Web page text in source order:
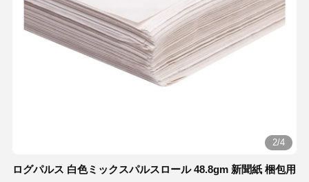
2/4
ログパルス 白色ミックスパルスロール 48.8gm 新聞紙 梱包用